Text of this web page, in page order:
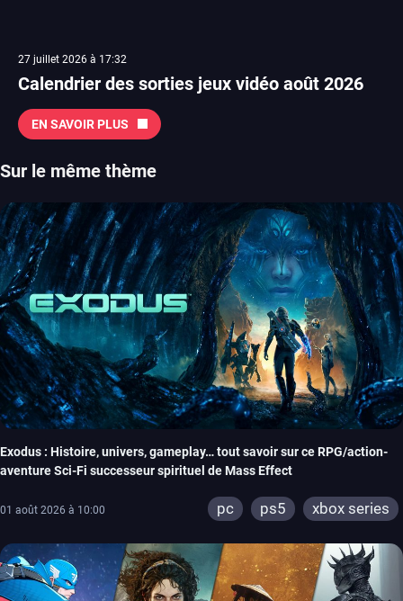
27 juillet 2026 à 17:32
Calendrier des sorties jeux vidéo août 2026
EN SAVOIR PLUS
Sur le même thème
Exodus : Histoire, univers, gameplay… tout savoir sur ce RPG/action-
aventure Sci-Fi successeur spirituel de Mass Effect
01 août 2026 à 10:00 pc ps5 xbox series